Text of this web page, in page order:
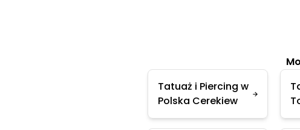
Tatuaż i Piercing w
Polska Cerekiew